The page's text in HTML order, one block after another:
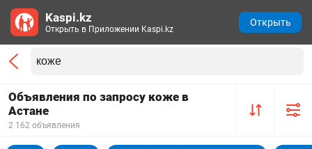
Объявления по запросу коже в
Астане
2 162 объявления
Kaspi.kz
Открыть в Приложении Kaspi.kz
Открыть